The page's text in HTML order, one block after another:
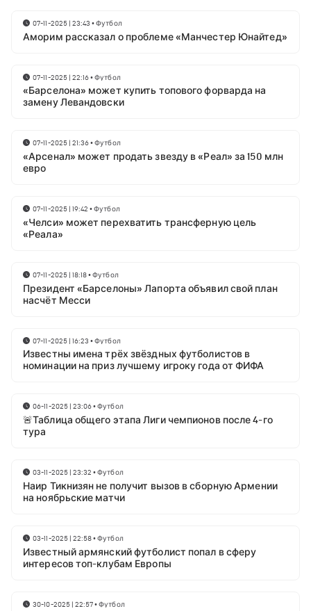
07-11-2025 | 23:43 •Футбол
Аморим рассказал о проблеме «Манчестер Юнайтед»
07-11-2025 | 22:16•Футбол
«Барселона» может купить топового форварда на
замену Левандовски
07-11-2025 | 21:36•Футбол
«Арсенал» может продать звезду в «Реал» за 150 млн
евро
07-11-2025 | 19:42 •Футбол
«Челси» может перехватить трансферную цель
«Реала»
07-11-2025 | 18:18•Футбол
Президент «Барселоны» Лапорта объявил свой план
насчёт Месси
07-11-2025 | 16:23 •Футбол
Известны имена трёх звёздных футболистов в
номинации на приз лучшему игроку года от ФИФА
06-11-2025 | 23:06•Футбол
🚨Таблица общего этапа Лиги чемпионов после 4-го
тура
03-11-2025 | 23:32 •Футбол
Наир Тикнизян не получит вызов в сборную Армении
на ноябрьские матчи
03-11-2025 | 22:58•Футбол
Известный армянский футболист попал в сферу
интересов топ-клубам Европы
30-10-2025 | 22:57•Футбол